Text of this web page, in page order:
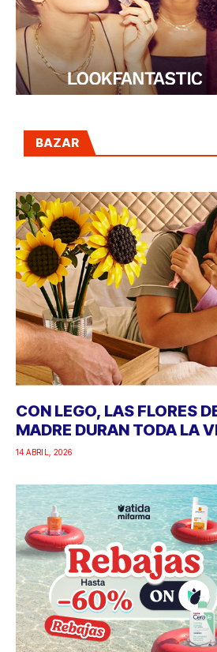
BAZAR
CON LEGO, LAS FLORES
MADRE DURAN TODA LA
14 ABRIL, 2026